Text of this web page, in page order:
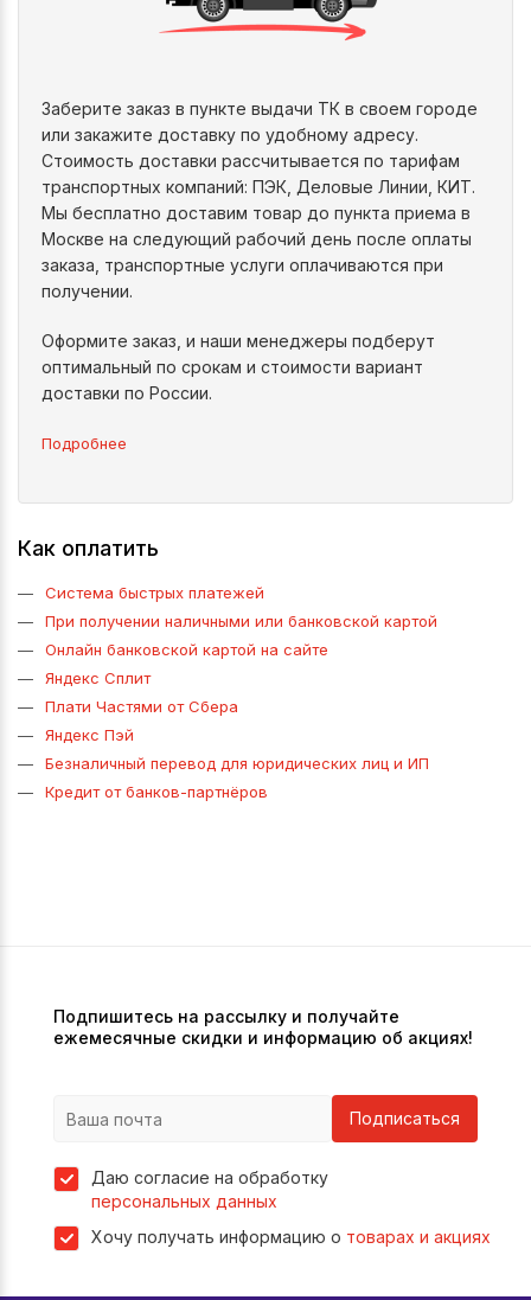
Заберите заказ в пункте выдачи ТК в своем городе
или закажите доставку по удобному адресу.
Стоимость доставки рассчитывается по тарифам
транспортных компаний: ПЭК, Деловые Линии, КИТ.
Мы бесплатно доставим товар до пункта приема в
Москве на следующий рабочий день после оплаты
заказа, транспортные услуги оплачиваются при
получении.
Оформите заказ, и наши менеджеры подберут
оптимальный по срокам и стоимости вариант
доставки по России.
Подробнее
Как оплатить
Система быстрых платежей
При получении наличными или банковской картой
Онлайн банковской картой на сайте
Яндекс Сплит
Плати Частями от Сбера
Яндекс Пэй
Безналичный перевод для юридических лиц и ИП
Кредит от банков-партнёров
Подпишитесь на рассылку и получайте
ежемесячные скидки и информацию об акциях!
Подписаться
Даю согласие на обработку
персональных данных
Хочу получать информацию о товарах и акциях